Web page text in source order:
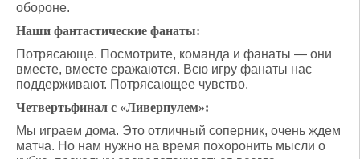
обороне.
Наши фантастические фанаты:
Потрясающе. Посмотрите, команда и фанаты — они
вместе, вместе сражаются. Всю игру фанаты нас
поддерживают. Потрясающее чувство.
Четвертьфинал с «Ливерпулем»:
Мы играем дома. Это отличный соперник, очень ждем
матча. Но нам нужно на время похоронить мысли о